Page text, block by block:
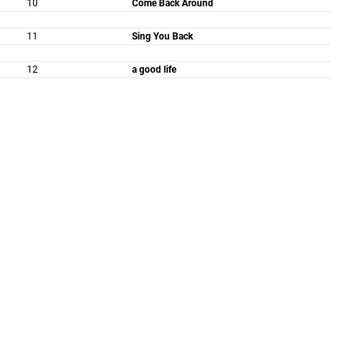
10 Come Back Around
11 Sing You Back
12 a good life